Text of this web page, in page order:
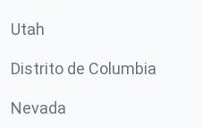
Utah
Distrito de Columbia
Nevada